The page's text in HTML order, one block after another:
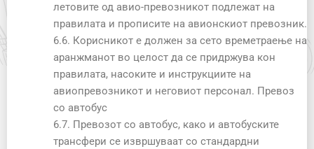
летовите од авио-превозникот подлежат на
правилата и прописите на авионскиот превозник.
6.6. Корисникот е должен за сето времетраење на
аранжманот во целост да се придржува кон
правилата, насоките и инструкциите на
авиопревозникот и неговиот персонал. Превоз
со автобус
6.7. Превозот со автобус, како и автобуските
трансфери се извршуваат со стандардни